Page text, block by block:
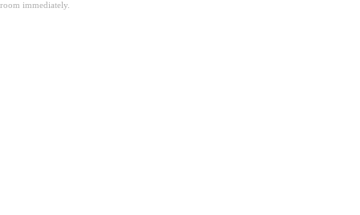
room immediately.